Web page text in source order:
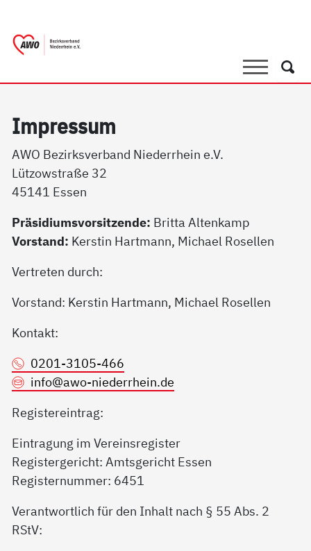
SucheSuche
Im­pres­sum
AWO Bezirksverband Niederrhein e.V.
Lützowstraße 32
45141 Essen
Präsidiumsvorsitzende: Britta Altenkamp
Vorstand: Kerstin Hartmann, Michael Rosellen
Vertreten durch:
Vorstand: Kerstin Hartmann, Michael Rosellen
Kontakt:
0201-3105-466
info@awo-niederrhein.de
Registereintrag:
Eintragung im Vereinsregister
Registergericht: Amtsgericht Essen
Registernummer: 6451
Verantwortlich für den Inhalt nach § 55 Abs. 2
RStV: